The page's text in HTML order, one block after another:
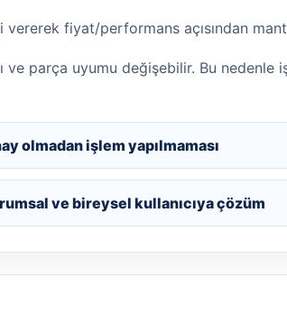
fiyat/performans açısından
ve parça uyumu değişebilir. Bu nedenle
olmadan işlem yapılmaması
ve bireysel kullanıcıya çözüm